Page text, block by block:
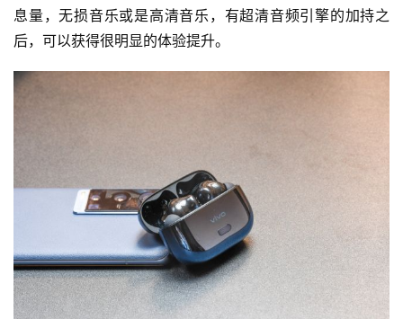
息量，无损音乐或是高清音乐，有超清音频引擎的加持之
后，可以获得很明显的体验提升。